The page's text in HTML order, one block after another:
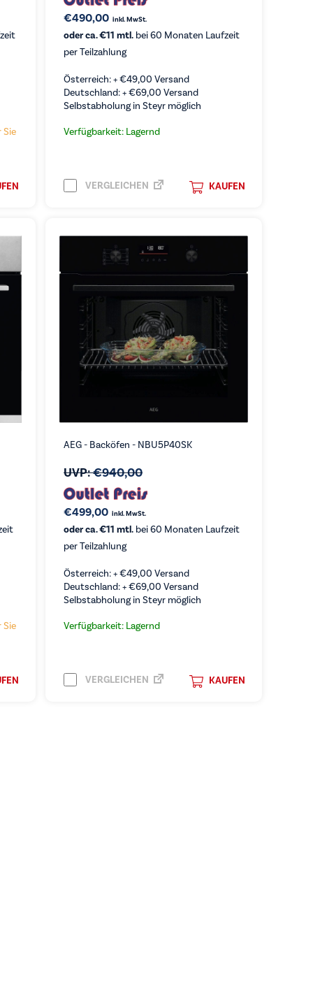
Sie
€490,00 inkl. MwSt.
oder ca. €11 mtl.bei 60 Monaten Laufzeit
per Teilzahlung
Österreich: +€49,00 Versand
Deutschland: +€69,00 Versand
Selbstabholung in Steyr möglich
Verfügbarkeit: Lagernd
KAUFEN
VERGLEICHEN
Sie
AEG - Backöfen - NBU5P40SK
UVP:€940,00
€499,00 inkl. MwSt.
oder ca. €11 mtl.bei 60 Monaten Laufzeit
per Teilzahlung
Österreich: +€49,00 Versand
Deutschland: +€69,00 Versand
Selbstabholung in Steyr möglich
Verfügbarkeit: Lagernd
KAUFEN
VERGLEICHEN